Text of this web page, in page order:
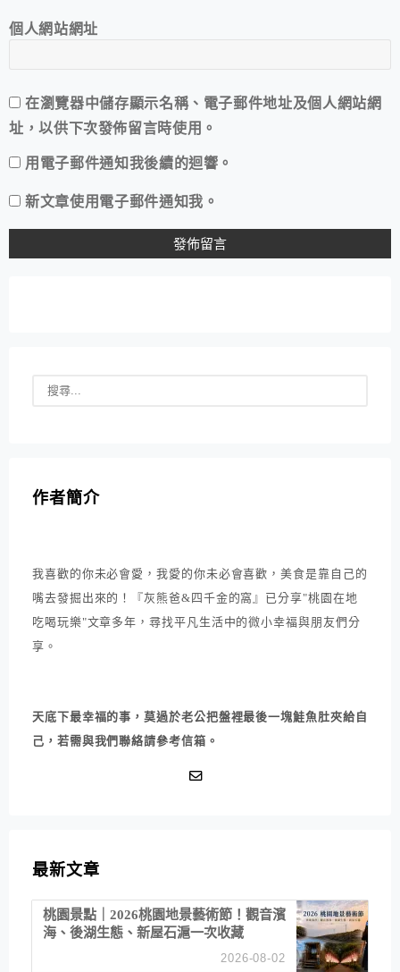
個人網站網址
在瀏覽器中儲存顯示名稱、電子郵件地址及個人網站網
址，以供下次發佈留言時使用。
用電子郵件通知我後續的迴響。
新文章使用電子郵件通知我。
作者簡介
我喜歡的你未必會愛，我愛的你未必會喜歡，美食是靠自己的
嘴去發掘出來的！『灰熊爸&四千金的窩』已分享"桃園在地
吃喝玩樂"文章多年，尋找平凡生活中的微小幸福與朋友們分
享。
天底下最幸福的事，莫過於老公把盤裡最後一塊鮭魚肚夾給自
己，若需與我們聯絡請參考信箱。
最新文章
桃園景點｜2026桃園地景藝術節！觀音濱
海、後湖生態、新屋石滬一次收藏
2026-08-02